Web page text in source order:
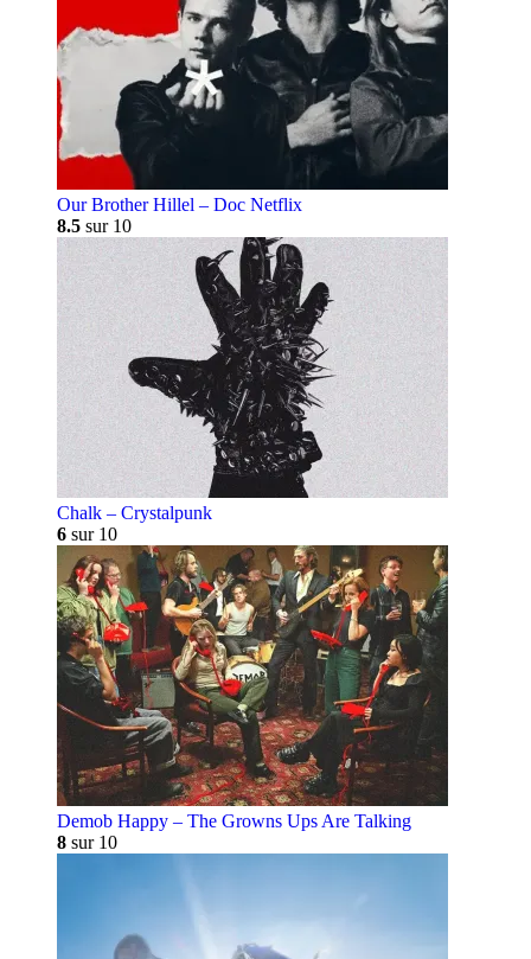
Our Brother Hillel – Doc Netflix
8.5 sur 10
Chalk – Crystalpunk
6 sur 10
Demob Happy – The Growns Ups Are Talking
8 sur 10